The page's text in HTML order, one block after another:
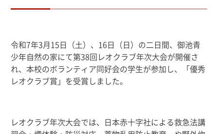
令和7年3月15日（土）、16日（日）の二日間、御池青
少年自然の家にて第38回レオクラブ年次大会が開催さ
れ、本校のボランティア同好会の学生が参加し、「優秀
レオクラブ賞」を受賞しました。
レオクラブ年次大会では、日本赤十字社による救急法講